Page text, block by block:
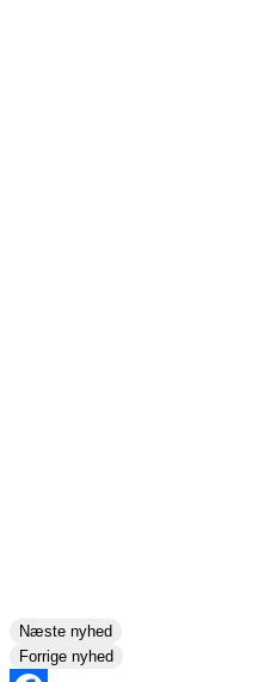
Næste nyhed
Forrige nyhed